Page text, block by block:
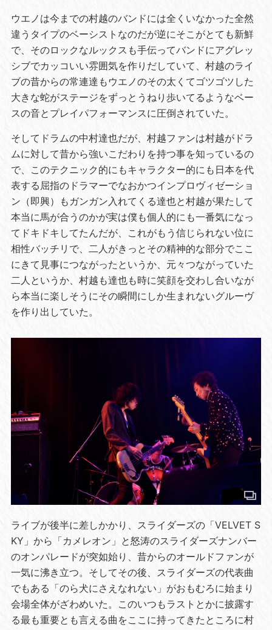
ウエノは今までの村越のバンドには全くいなかった全然
違うタイプのベーシストなのだが逆にそこがとても新鮮
で、そのロックなルックスも手伝ってバンドにアグレッ
シブでカッコいい雰囲気を作りだしていて、村越のライ
ブの昔からの常連達もウエノのその太くてゴツゴツした
大きな蛇がステージをずっとうねり歩いてるようなベー
スの音とプレイパフォーマンスに圧倒されていた。
そしてドラムの中村達也だが、村越ファンは村越がドラ
ムに対して昔から強いこだわりを持つ事を知っているの
で、このテクニック的にもキャラクター的にも日本を代
表する屈指のドラマーでなおかつインプロヴィゼーショ
ン（即興）もガンガン入れてくる達也と村越が果たして
本当に馬が合うのかが実は僕も個人的にも一番気になっ
てドキドキしてたんだが、これがもう信じられない位に
相性バッチリで、二人がきっとその精神的な部分でここ
にきて見事につながったというか、元々つながっていた
二人というか、村越も達也も時に笑顔を交わし合いなが
ら本当に楽しそうにその瞬間にしか生まれないグルーヴ
を作り出していた。
ライブが後半に差しかかり、スライダーズの「VELVET S
KY」から「カメレオン」と怒涛のスライダーズナンバー
のオンパレードが突如始り、昔からのオールドファンが
一気に沸き立つ。そしてその後、スライダーズの代表曲
でもある「のら犬にさえなれない」がおもむろに始まり
会場全体がざわめいた。このいつもラストとかに披露す
る最も重要とも言える曲をここに持ってきたところに村